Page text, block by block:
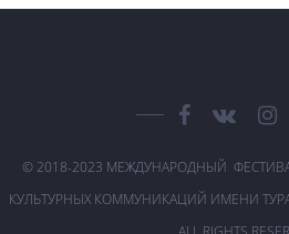
© 2018-2023 МЕЖДУНАРОДНЫЙ
КУЛЬТУРНЫХ КОММУНИКАЦИЙ ИМЕНИ